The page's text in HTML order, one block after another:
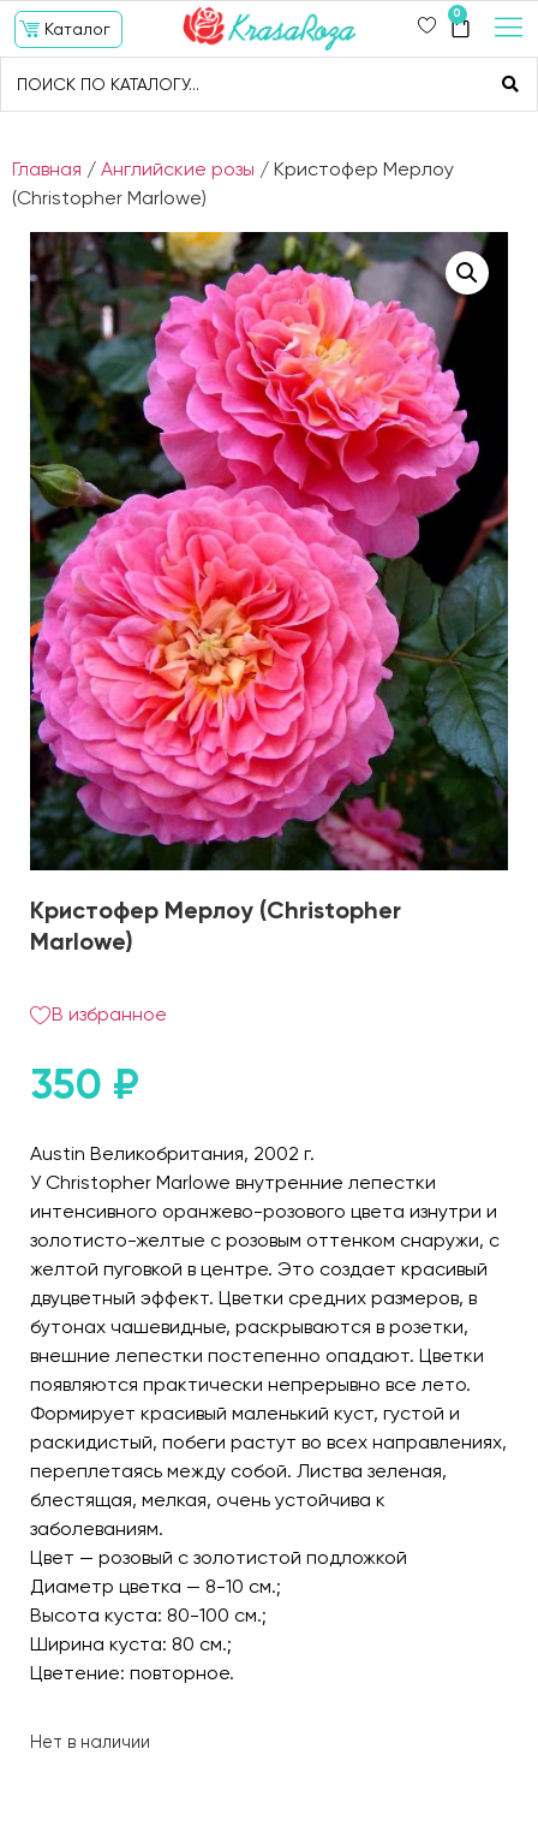
Каталог
0
Главная / Английские розы / Кристофер Мерлоу
(Christopher Marlowe)
Кристофер Мерлоу (Christopher
Marlowe)
В избранное
350 ₽
Austin Великобритания, 2002 г.
У Christopher Marlowe внутренние лепестки
интенсивного оранжево-розового цвета изнутри и
золотисто-желтые с розовым оттенком снаружи, с
желтой пуговкой в центре. Это создает красивый
двуцветный эффект. Цветки средних размеров, в
бутонах чашевидные, раскрываются в розетки,
внешние лепестки постепенно опадают. Цветки
появляются практически непрерывно все лето.
Формирует красивый маленький куст, густой и
раскидистый, побеги растут во всех направлениях,
переплетаясь между собой. Листва зеленая,
блестящая, мелкая, очень устойчива к
заболеваниям.
Цвет — розовый с золотистой подложкой
Диаметр цветка — 8-10 см.;
Высота куста: 80-100 см.;
Ширина куста: 80 см.;
Цветение: повторное.
Нет в наличии